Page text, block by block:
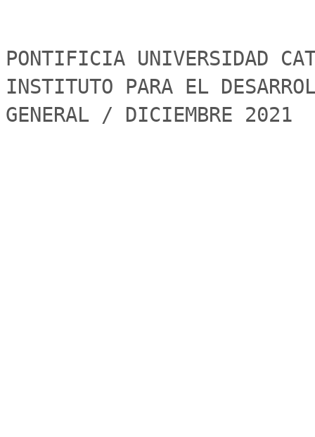
PONTIFICIA UNIVERSIDAD
INSTITUTO PARA EL
GENERAL / DICIEMBRE 2021